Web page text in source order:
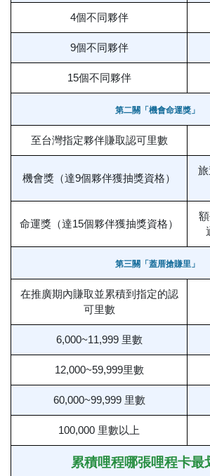
4個不同夥伴
9個不同夥伴
15個不同夥伴
第二關「機會命運獎」
至台灣指定夥伴賺取認可里數
機會獎（達9個夥伴獲抽獎資格）
命運獎（達15個夥伴獲抽獎資格）
第三關「蓋厝搶賺里」
在推廣期內賺取並累積到指定的認
可里數
6,000~11,999 里數
12,000~59,999里數
60,000~99,999 里數
100,000 里數以上
累積哩程哪張哩程卡最